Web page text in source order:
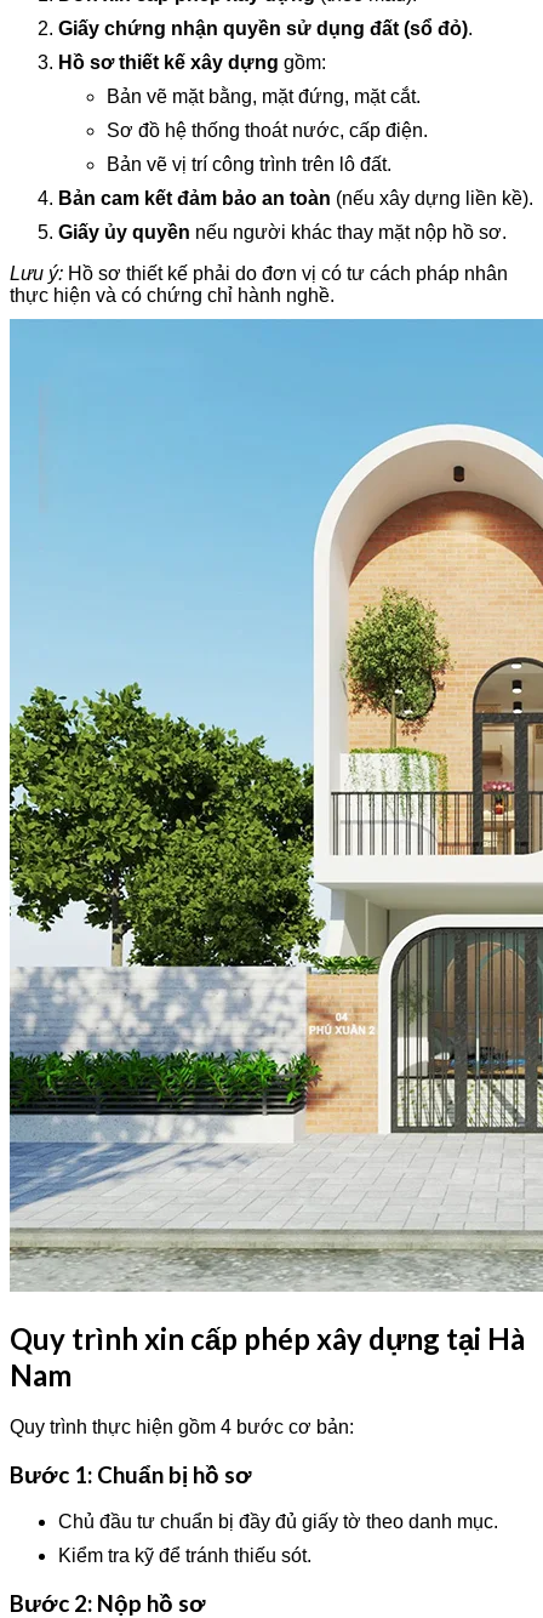
Giấy chứng nhận quyền sử dụng đất (sổ đỏ).
Hồ sơ thiết kế xây dựng gồm:
Bản vẽ mặt bằng, mặt đứng, mặt cắt.
Sơ đồ hệ thống thoát nước, cấp điện.
Bản vẽ vị trí công trình trên lô đất.
Bản cam kết đảm bảo an toàn (nếu xây dựng liền kề).
Giấy ủy quyền nếu người khác thay mặt nộp hồ sơ.
Lưu ý: Hồ sơ thiết kế phải do đơn vị có tư cách pháp nhân
thực hiện và có chứng chỉ hành nghề.
Quy trình xin cấp phép xây dựng tại Hà
Nam
Quy trình thực hiện gồm 4 bước cơ bản:
Bước 1: Chuẩn bị hồ sơ
Chủ đầu tư chuẩn bị đầy đủ giấy tờ theo danh mục.
Kiểm tra kỹ để tránh thiếu sót.
Bước 2: Nộp hồ sơ